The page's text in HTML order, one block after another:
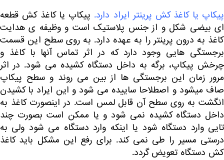
پیکاپ یا کاغذ کش پرینتر ایراد دارد. پیکاپ یا کاغذ کش قطعه
ای بیضی شکل و از جنس پلاستیک است و وظیفه ی هدایت
کاغذ به درون پرینتر را به عهده دارد. به روی سطح این قسمت
برجستگی هایی وجود دارد که در اثر تماس آنها با کاغذ و
چرخش پیکاپ، برگه به داخل دستگاه کشیده می شود. در اثر
مرور زمان این برجستگی ها از بین می روند و سطح پیکاپ
صاف میشود و اصطلاحا ساییده می شود و این ایراد با کشیدن
انگشت به روی سطح آن قابل لمس است. در اینصورت کاغذ به
داخل دستگاه کشیده نمی شود و یا ممکن است بصورت چند
تایی وارد دستگاه شود یا اینکه وارد دستگاه می شود ولی به
درستی مسیر را طی نمی کند. برای رفع این مشکل باید کاغذ
کش دستگاه تعویض گردد.